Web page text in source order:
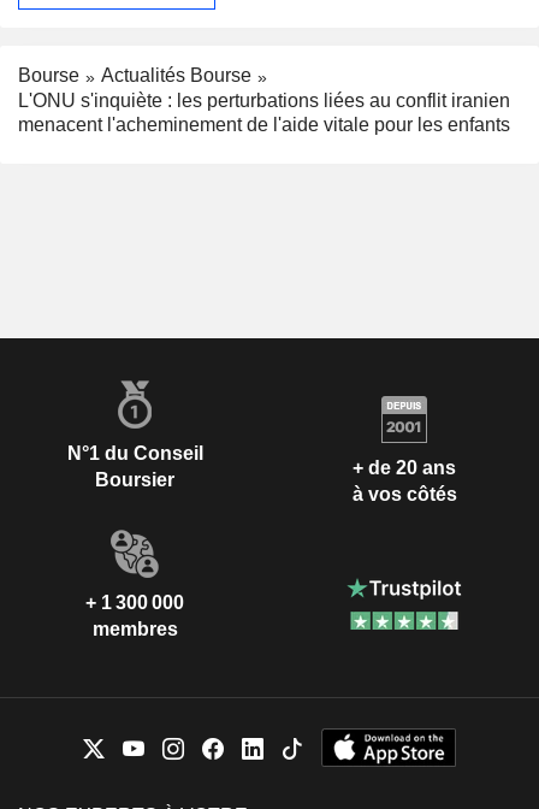
Bourse
Actualités Bourse
L'ONU s'inquiète : les perturbations liées au conflit iranien
menacent l'acheminement de l'aide vitale pour les enfants
N°1 du Conseil
Boursier
+ de 20 ans
à vos côtés
+ 1 300 000
membres